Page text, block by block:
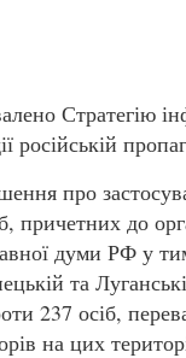
Стратегію
російській
про
до
думи РФ у
та
237 осіб,
на цих